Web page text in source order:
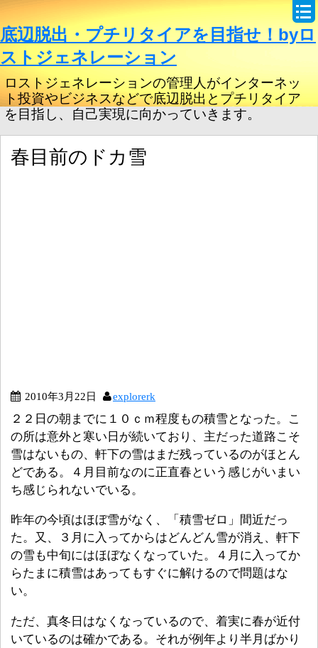
底辺脱出・プチリタイアを目指せ！byロ
ストジェネレーション
ロストジェネレーションの管理人がインターネッ
ト投資やビジネスなどで底辺脱出とプチリタイア
を目指し、自己実現に向かっていきます。
春目前のドカ雪
2010年3月22日 explorerk
２２日の朝までに１０ｃｍ程度もの積雪となった。こ
の所は意外と寒い日が続いており、主だった道路こそ
雪はないもの、軒下の雪はまだ残っているのがほとん
どである。４月目前なのに正直春という感じがいまい
ち感じられないでいる。
昨年の今頃はほぼ雪がなく、「積雪ゼロ」間近だっ
た。又、３月に入ってからはどんどん雪が消え、軒下
の雪も中旬にはほぼなくなっていた。４月に入ってか
らたまに積雪はあってもすぐに解けるので問題はな
い。
ただ、真冬日はなくなっているので、着実に春が近付
いているのは確かである。それが例年より半月ばかり